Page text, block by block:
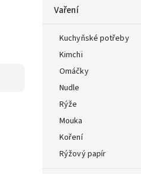
Vaření
Kuchyňské potřeby
Kimchi
Omáčky
Nudle
Rýže
Mouka
Koření
Rýžový papír